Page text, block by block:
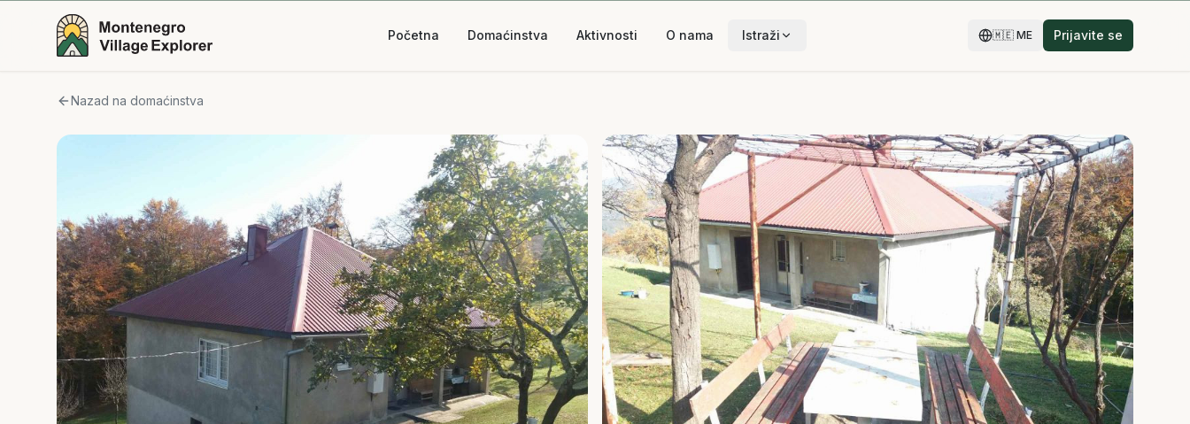
Početna Domaćinstva Aktivnosti O nama Istraži 🇲🇪 ME Prijavite se
Nazad na domaćinstva